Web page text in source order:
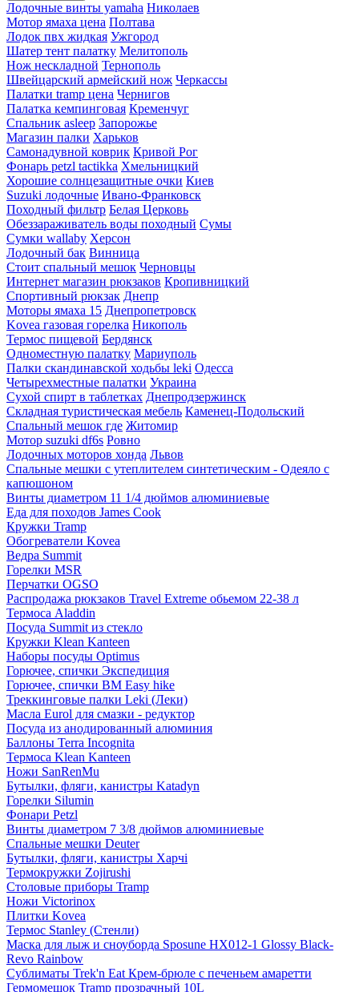
Лодочные винты yamaha Николаев
Мотор ямаха цена Полтава
Лодок пвх жидкая Ужгород
Шатер тент палатку Мелитополь
Нож нескладной Тернополь
Швейцарский армейский нож Черкассы
Палатки tramp цена Чернигов
Палатка кемпинговая Кременчуг
Спальник asleep Запорожье
Магазин палки Харьков
Самонадувной коврик Кривой Рог
Фонарь petzl tactikka Хмельницкий
Хорошие солнцезащитные очки Киев
Suzuki лодочные Ивано-Франковск
Походный фильтр Белая Церковь
Обеззараживатель воды походный Сумы
Сумки wallaby Херсон
Лодочный бак Винница
Стоит спальный мешок Черновцы
Интернет магазин рюкзаков Кропивницкий
Спортивный рюкзак Днепр
Моторы ямаха 15 Днепропетровск
Kovea газовая горелка Никополь
Термос пищевой Бердянск
Одноместную палатку Мариуполь
Палки скандинавской ходьбы leki Одесса
Четырехместные палатки Украина
Сухой спирт в таблетках Днепродзержинск
Складная туристическая мебель Каменец-Подольский
Спальный мешок где Житомир
Мотор suzuki df6s Ровно
Лодочных моторов хонда Львов
Спальные мешки с утеплителем синтетическим - Одеяло с
капюшоном
Винты диаметром 11 1/4 дюймов алюминиевые
Еда для походов James Cook
Кружки Tramp
Обогреватели Kovea
Ведра Summit
Горелки MSR
Перчатки OGSO
Распродажа рюкзаков Travel Extreme обьемом 22-38 л
Термоса Aladdin
Посуда Summit из стекло
Кружки Klean Kanteen
Наборы посуды Optimus
Горючее, спички Экспедиция
Горючее, спички BM Easy hike
Треккинговые палки Leki (Леки)
Масла Eurol для смазки - редуктор
Посуда из анодированный алюминия
Баллоны Terra Incognita
Термоса Klean Kanteen
Ножи SanRenMu
Бутылки, фляги, канистры Katadyn
Горелки Silumin
Фонари Petzl
Винты диаметром 7 3/8 дюймов алюминиевые
Спальные мешки Deuter
Бутылки, фляги, канистры Харчі
Термокружки Zojirushi
Столовые приборы Tramp
Ножи Victorinox
Плитки Kovea
Термос Stanley (Стенли)
Маска для лыж и сноуборда Sposune HX012-1 Glossy Black-
Revo Rainbow
Сублиматы Trek'n Eat Крем-брюле с печеньем амаретти
Гермомешок Tramp прозрачный 10L